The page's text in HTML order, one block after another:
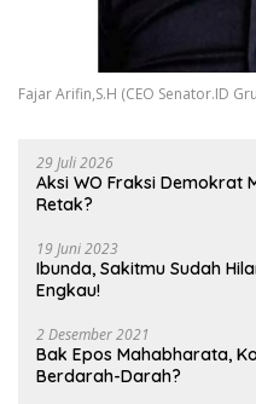
Fajar Arifin,S.H (CEO Senator.ID
29 Juli 2026
Aksi WO Fraksi Demokrat
Retak?
19 Juni 2023
Ibunda, Sakitmu Sudah
Engkau!
2 Desember 2021
Bak Epos Mahabharata,
Berdarah-Darah?